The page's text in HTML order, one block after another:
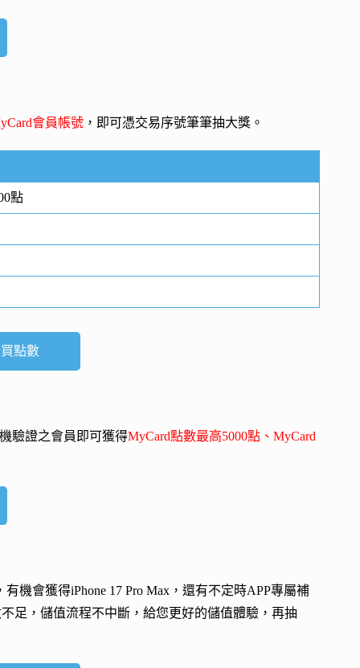
會員帳號 ，即可憑交易序號筆筆抽大獎。
點
點數
機驗證之會員即可獲得MyCard點數最高5000點、MyCard
有機會獲得iPhone 17 Pro Max ，還有不定時APP專屬補
足，儲值流程不中斷，給您更好的儲值體驗，再抽